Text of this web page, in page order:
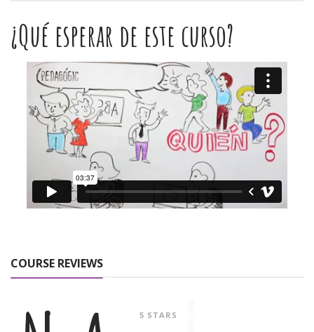
¿Qué esperar de este curso?
COURSE REVIEWS
5 STARS